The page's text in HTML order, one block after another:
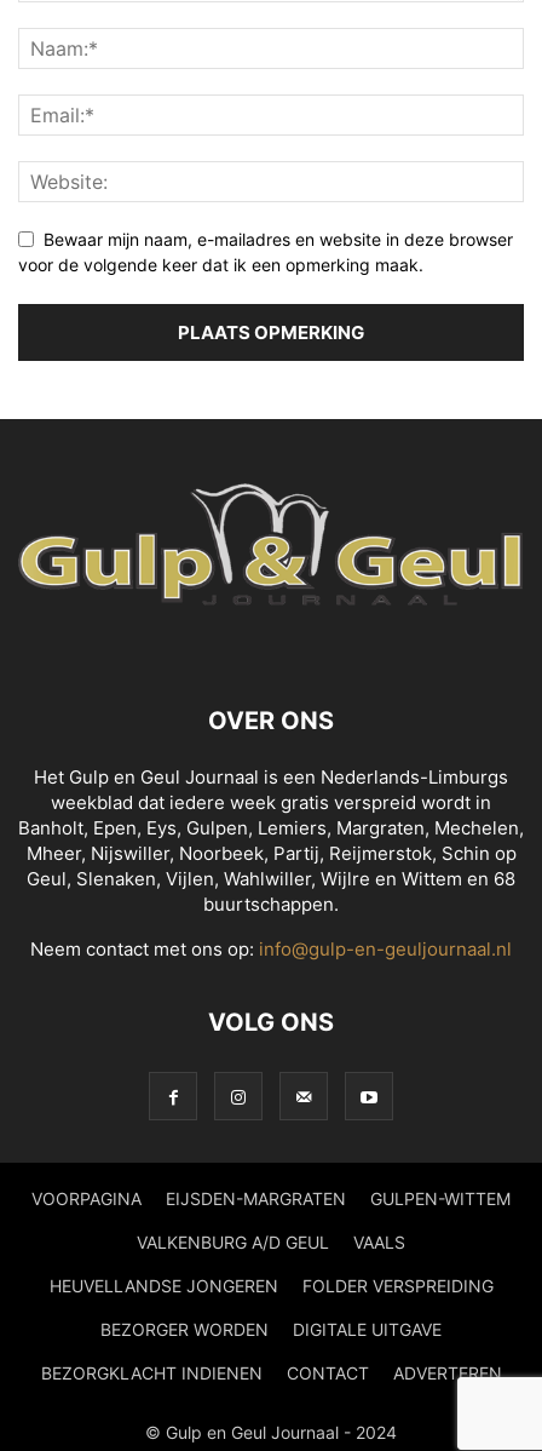
Bewaar mijn naam, e-mailadres en website in deze browser
voor de volgende keer dat ik een opmerking maak.
OVER ONS
Het Gulp en Geul Journaal is een Nederlands-Limburgs
weekblad dat iedere week gratis verspreid wordt in
Banholt, Epen, Eys, Gulpen, Lemiers, Margraten, Mechelen,
Mheer, Nijswiller, Noorbeek, Partij, Reijmerstok, Schin op
Geul, Slenaken, Vijlen, Wahlwiller, Wijlre en Wittem en 68
buurtschappen.
Neem contact met ons op: info@gulp-en-geuljournaal.nl
VOLG ONS
VOORPAGINA EIJSDEN-MARGRATEN GULPEN-WITTEM
VALKENBURG A/D GEUL VAALS
HEUVELLANDSE JONGEREN FOLDER VERSPREIDING
BEZORGER WORDEN DIGITALE UITGAVE
BEZORGKLACHT INDIENEN CONTACT ADVERTEREN
© Gulp en Geul Journaal - 2024